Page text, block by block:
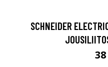
SCHNEIDER